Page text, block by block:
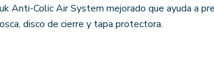
Anti-Colic Air System mejorado que ayuda a
disco de cierre y tapa protectora.